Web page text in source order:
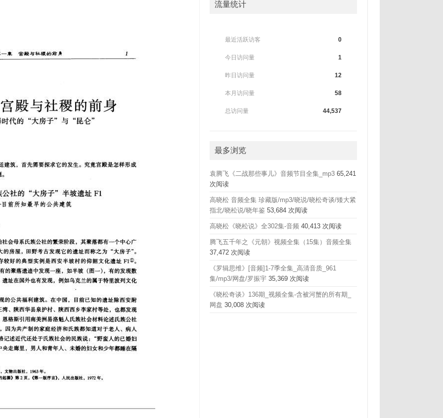
流量统计
0
最近活跃访客
1
今日访问量
12
昨日访问量
58
本月访问量
44,537
总访问量
最多浏览
袁腾飞《二战那些事儿》音频节目全集_mp3 65,241
次阅读
高晓松 音频全集 珍藏版/mp3/晓说/晓松奇谈/矮大紧
指北/晓松说/晓年鉴 53,684 次阅读
高晓松《晓松说》全302集-音频 40,413 次阅读
腾飞五千年之《元朝》视频全集（15集）音频全集
37,472 次阅读
《罗辑思维》[音频]1-7季全集_高清音质_961
集/mp3/网盘/罗振宇 35,369 次阅读
《晓松奇谈》136期_视频全集-含被河蟹的所有期_
网盘 30,008 次阅读